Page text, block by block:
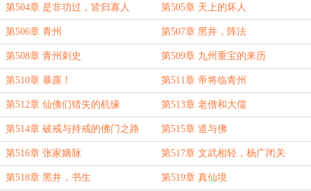
第504章 是非功过，皆归寡人 第505章 天上的坏人
第506章 青州 第507章 黑井，阵法
第508章 青州刺史 第509章 九州重宝的来历
第510章 暴露！ 第511章 帝将临青州
第512章 仙佛们错失的机缘 第513章 老僧和大儒
第514章 破戒与持戒的佛门之路 第515章 道与佛
第516章 张家嫡脉 第517章 文武相轻，杨广闭关
第518章 黑井，书生 第519章 真仙境